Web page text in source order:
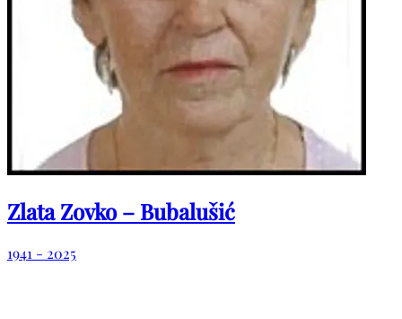
Zlata Zovko – Bubalušić
1941 - 2025